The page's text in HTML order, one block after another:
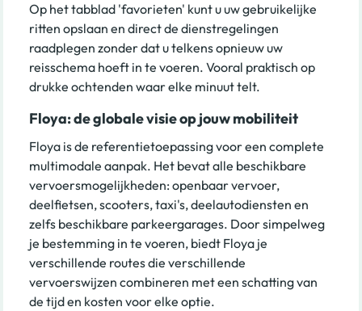
Op het tabblad 'favorieten' kunt u uw gebruikelijke
ritten opslaan en direct de dienstregelingen
raadplegen zonder dat u telkens opnieuw uw
reisschema hoeft in te voeren. Vooral praktisch op
drukke ochtenden waar elke minuut telt.
Floya: de globale visie op jouw mobiliteit
Floya is de referentietoepassing voor een complete
multimodale aanpak. Het bevat alle beschikbare
vervoersmogelijkheden: openbaar vervoer,
deelfietsen, scooters, taxi's, deelautodiensten en
zelfs beschikbare parkeergarages. Door simpelweg
je bestemming in te voeren, biedt Floya je
verschillende routes die verschillende
vervoerswijzen combineren met een schatting van
de tijd en kosten voor elke optie.